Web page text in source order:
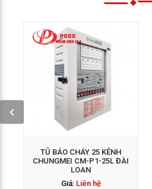
TỦ BÁO CHÁY 25 KÊNH
CHUNGMEI CM-P1-25L ĐÀI
LOAN
Giá:Liên hệ
GỌI NGAY: 0938 563
114